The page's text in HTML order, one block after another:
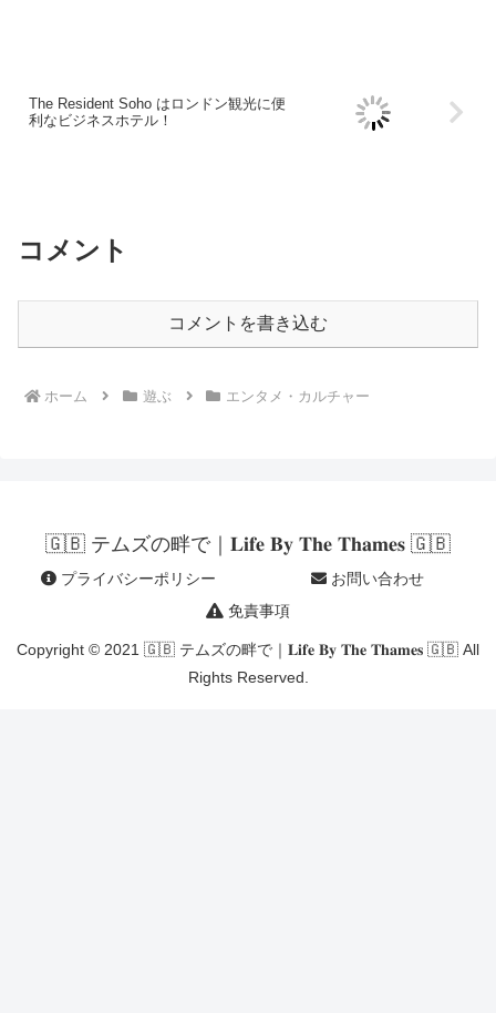
The Resident Soho はロンドン観光に便
利なビジネスホテル！
コメント
コメントを書き込む
ホーム 遊ぶ エンタメ・カルチャー
🇬🇧 テムズの畔で｜𝐋𝐢𝐟𝐞 𝐁𝐲 𝐓𝐡𝐞 𝐓𝐡𝐚𝐦𝐞𝐬 🇬🇧
プライバシーポリシー
お問い合わせ
免責事項
Copyright © 2021 🇬🇧 テムズの畔で｜𝐋𝐢𝐟𝐞 𝐁𝐲 𝐓𝐡𝐞 𝐓𝐡𝐚𝐦𝐞𝐬 🇬🇧 All
Rights Reserved.